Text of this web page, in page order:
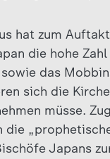
hat zum
die hohe
das
sich die
müsse.
die
Japans